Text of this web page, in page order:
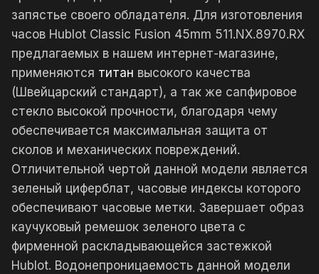
запястье своего обладателя. Для изготовления
часов Hublot Classic Fusion 45mm 511.NX.8970.RX
предлагаемых в нашем интернет-магазине,
применяются титан высокого качества
(Швейцарский стандарт), а так же сапфировое
стекло высокой прочности, благодаря чему
обеспечивается максимальная защита от
сколов и механических повреждений.
Отличительной чертой данной модели является
зеленый циферблат, часовые индексы которого
обеспечивают часовые метки. Завершает образ
каучуковый ремешок зеленого цвета с
фирменной раскладывающейся застежкой
Hublot. Водонепроницаемость данной модели